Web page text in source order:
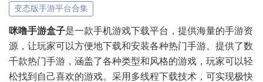
变态版手游平台合集
咪噜手游盒子是一款手机游戏下载平台，提供海量的手游资
源，让玩家可以方便地下载和安装各种热门手游。提供了数
千款热门手游，涵盖了各种类型和风格的游戏，玩家可以轻
松找到自己喜欢的游戏。采用多线程下载技术，可实现极快